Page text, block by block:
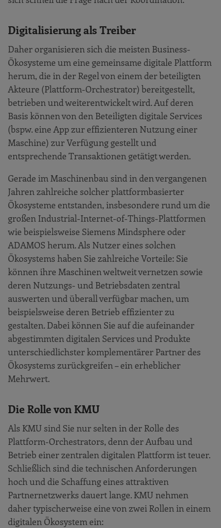
Digitalisierung als Treiber
Daher organisieren sich die meisten Business-
Ökosysteme um eine gemeinsame digitale Plattform
herum, die in der Regel von einem der beteiligten
Akteure (Plattform-Orchestrator) bereitgestellt,
betrieben und weiterentwickelt wird. Auf deren
Basis können von den Beteiligten digitale Services
(bspw. eine App zur effizienteren Nutzung einer
Maschine) zur Verfügung gestellt und
entsprechende Transaktionen getätigt werden.
Gerade im Maschinenbau sind in den vergangenen
Jahren zahlreiche solcher plattformbasierter
Ökosysteme entstanden, insbesondere rund um die
großen Industrial-Internet-of-Things-Plattformen
wie beispielsweise Siemens Mindsphere oder
ADAMOS herum. Als Nutzer eines solchen
Ökosystems haben Sie zahlreiche Vorteile: Sie
können ihre Maschinen weltweit vernetzen sowie
deren Nutzungs- und Betriebsdaten zentral
auswerten und überall verfügbar machen, um
beispielsweise deren Betrieb effizienter zu
gestalten. Dabei können Sie auf die aufeinander
abgestimmten digitalen Services und Produkte
unterschiedlichster komplementärer Partner des
Ökosystems zurückgreifen – ein erheblicher
Mehrwert.
Die Rolle von KMU
Als KMU sind Sie nur selten in der Rolle des
Plattform-Orchestrators, denn der Aufbau und
Betrieb einer zentralen digitalen Plattform ist teuer.
Schließlich sind die technischen Anforderungen
hoch und die Schaffung eines attraktiven
Partnernetzwerks dauert lange. KMU nehmen
daher typischerweise eine von zwei Rollen in einem
digitalen Ökosystem ein: